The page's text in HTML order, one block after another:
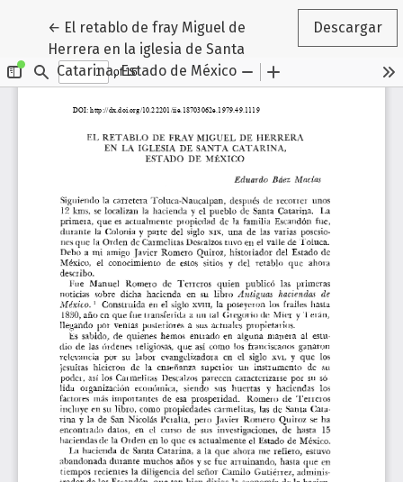
← Volver a los detalles del artículo
El retablo de fray Miguel de
Herrera en la iglesia de Santa
Catarina, Estado de México
Descargar